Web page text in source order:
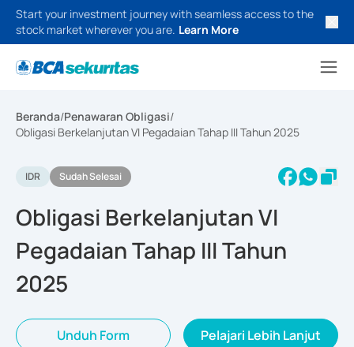
Start your investment journey with seamless access to the
stock market wherever you are. Learn More
Beranda/Penawaran Obligasi/
Obligasi Berkelanjutan VI Pegadaian Tahap III Tahun 2025
IDR Sudah Selesai
Obligasi Berkelanjutan VI
Pegadaian Tahap III Tahun
2025
Unduh Form Pelajari Lebih Lanjut